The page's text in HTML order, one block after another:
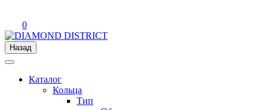
0
Назад
Каталог
Кольца
Тип